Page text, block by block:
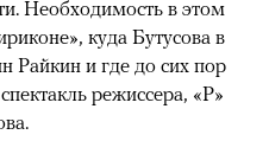
Необходимость в этом
куда Бутусова в
Райкин и где до сих пор
режиссера, «Р»